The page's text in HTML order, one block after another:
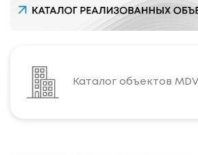
Каталог объектов